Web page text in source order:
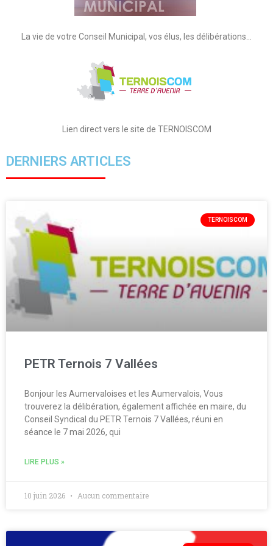
La vie de votre Conseil Municipal, vos élus, les délibérations…
Lien direct vers le site de TERNOISCOM
DERNIERS ARTICLES
TERNOISCOM
PETR Ternois 7 Vallées
Bonjour les Aumervaloises et les Aumervalois, Vous
trouverez la délibération, également affichée en maire, du
Conseil Syndical du PETR Ternois 7 Vallées, réuni en
séance le 7 mai 2026, qui
LIRE PLUS »
10 juin 2026 Aucun commentaire